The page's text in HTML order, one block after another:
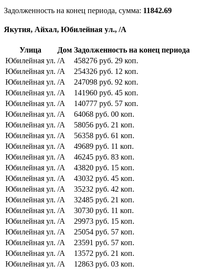
Задолженность на конец периода, сумма: 11842.69
Якутия, Айхал, Юбилейная ул., /А
Улица Дом Задолженность на конец периода
Юбилейная ул. /А 458276 руб. 29 коп.
Юбилейная ул. /А 254326 руб. 12 коп.
Юбилейная ул. /А 247098 руб. 92 коп.
Юбилейная ул. /А 141960 руб. 45 коп.
Юбилейная ул. /А 140777 руб. 57 коп.
Юбилейная ул. /А 64068 руб. 00 коп.
Юбилейная ул. /А 58056 руб. 21 коп.
Юбилейная ул. /А 56358 руб. 61 коп.
Юбилейная ул. /А 49689 руб. 11 коп.
Юбилейная ул. /А 46245 руб. 83 коп.
Юбилейная ул. /А 43820 руб. 15 коп.
Юбилейная ул. /А 43032 руб. 45 коп.
Юбилейная ул. /А 35232 руб. 42 коп.
Юбилейная ул. /А 32485 руб. 21 коп.
Юбилейная ул. /А 30730 руб. 11 коп.
Юбилейная ул. /А 29973 руб. 15 коп.
Юбилейная ул. /А 25054 руб. 57 коп.
Юбилейная ул. /А 23591 руб. 57 коп.
Юбилейная ул. /А 13572 руб. 21 коп.
Юбилейная ул. /А 12863 руб. 03 коп.